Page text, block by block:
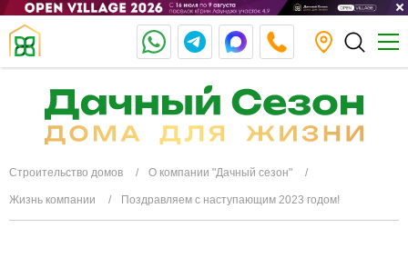
Строительство домов О компании "Дачный сезон"
Жизнь компании Поздравляем с наступающим 2023 годом!